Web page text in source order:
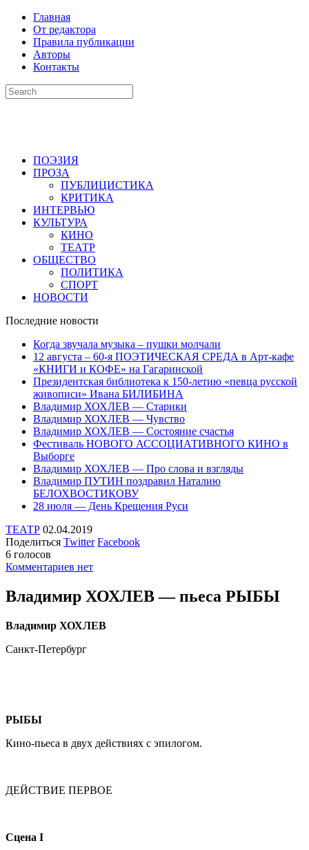
Главная
От редактора
Правила публикации
Авторы
Контакты
ПОЭЗИЯ
ПРОЗА
ПУБЛИЦИСТИКА
КРИТИКА
ИНТЕРВЬЮ
КУЛЬТУРА
КИНО
ТЕАТР
ОБЩЕСТВО
ПОЛИТИКА
СПОРТ
НОВОСТИ
Последние новости
Когда звучала музыка – пушки молчали
12 августа – 60-я ПОЭТИЧЕСКАЯ СРЕДА в Арт-кафе
«КНИГИ и КОФЕ» на Гагаринской
Президентская библиотека к 150-летию «певца русской
живописи» Ивана БИЛИБИНА
Владимир ХОХЛЕВ — Старики
Владимир ХОХЛЕВ — Чувство
Владимир ХОХЛЕВ — Состояние счастья
Фестиваль НОВОГО АССОЦИАТИВНОГО КИНО в
Выборге
Владимир ХОХЛЕВ — Про слова и взгляды
Владимир ПУТИН поздравил Наталию
БЕЛОХВОСТИКОВУ
28 июля — День Крещения Руси
ТЕАТР 02.04.2019
Поделиться Twitter Facebook
6 голосов
Комментариев нет
Владимир ХОХЛЕВ — пьеса РЫБЫ
Владимир ХОХЛЕВ
Санкт-Петербург
РЫБЫ
Кино-пьеса в двух действиях с эпилогом.
ДЕЙСТВИЕ ПЕРВОЕ
Сцена I